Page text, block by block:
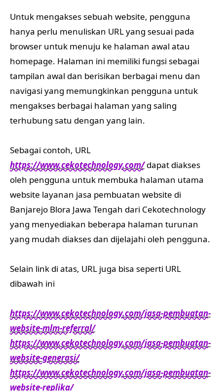
Untuk mengakses sebuah website, pengguna
hanya perlu menuliskan URL yang sesuai pada
browser untuk menuju ke halaman awal atau
homepage. Halaman ini memiliki fungsi sebagai
tampilan awal dan berisikan berbagai menu dan
navigasi yang memungkinkan pengguna untuk
mengakses berbagai halaman yang saling
terhubung satu dengan yang lain.
Sebagai contoh, URL
https://www.cekotechnology.com/dapat diakses
oleh pengguna untuk membuka halaman utama
website layanan jasa pembuatan website di
Banjarejo Blora Jawa Tengah dari Cekotechnology
yang menyediakan beberapa halaman turunan
yang mudah diakses dan dijelajahi oleh pengguna.
Selain link di atas, URL juga bisa seperti URL
dibawah ini
https://www.cekotechnology.com/jasa-pembuatan-
website-mlm-referral/
https://www.cekotechnology.com/jasa-pembuatan-
website-generasi/
https://www.cekotechnology.com/jasa-pembuatan-
website-replika/